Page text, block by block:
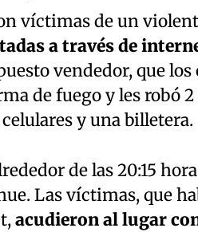
víctimas de un
a través de
vendedor, que
de fuego y les robó
y una billetera.
de las 20:15
Las víctimas, que
acudieron al lugar